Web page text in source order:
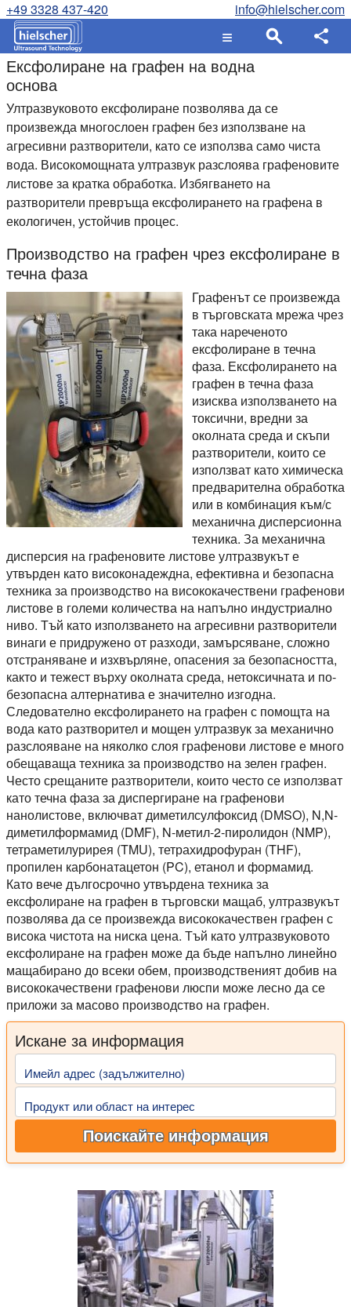
+49 3328 437-420 info@hielscher.com
Ексфолиране на графен на водна
основа
Ултразвуковото ексфолиране позволява да се
произвежда многослоен графен без използване на
агресивни разтворители, като се използва само чиста
вода. Високомощната ултразвук разслоява графеновите
листове за кратка обработка. Избягването на
разтворители превръща ексфолирането на графена в
екологичен, устойчив процес.
Производство на графен чрез ексфолиране в
течна фаза
Графенът се произвежда
в търговската мрежа чрез
така нареченото
ексфолиране в течна
фаза. Ексфолирането на
графен в течна фаза
изисква използването на
токсични, вредни за
околната среда и скъпи
разтворители, които се
използват като химическа
предварителна обработка
или в комбинация към/с
механична дисперсионна
техника. За механична
дисперсия на графеновите листове ултразвукът е
утвърден като високонадеждна, ефективна и безопасна
техника за производство на висококачествени графенови
листове в големи количества на напълно индустриално
ниво. Тъй като използването на агресивни разтворители
винаги е придружено от разходи, замърсяване, сложно
отстраняване и изхвърляне, опасения за безопасността,
както и тежест върху околната среда, нетоксичната и по-
безопасна алтернатива е значително изгодна.
Следователно ексфолирането на графен с помощта на
вода като разтворител и мощен ултразвук за механично
разслояване на няколко слоя графенови листове е много
обещаваща техника за производство на зелен графен.
Често срещаните разтворители, които често се използват
като течна фаза за диспергиране на графенови
нанолистове, включват диметилсулфоксид (DMSO), N,N-
диметилформамид (DMF), N-метил-2-пиролидон (NMP),
тетраметилурирея (TMU), тетрахидрофуран (THF),
пропилен карбонатацетон (PC), етанол и формамид.
Като вече дългосрочно утвърдена техника за
ексфолиране на графен в търговски мащаб, ултразвукът
позволява да се произвежда висококачествен графен с
висока чистота на ниска цена. Тъй като ултразвуковото
ексфолиране на графен може да бъде напълно линейно
мащабирано до всеки обем, производственият добив на
висококачествени графенови люспи може лесно да се
приложи за масово производство на графен.
Искане за информация
Имейл адрес (задължително)
Продукт или област на интерес
Поискайте информация